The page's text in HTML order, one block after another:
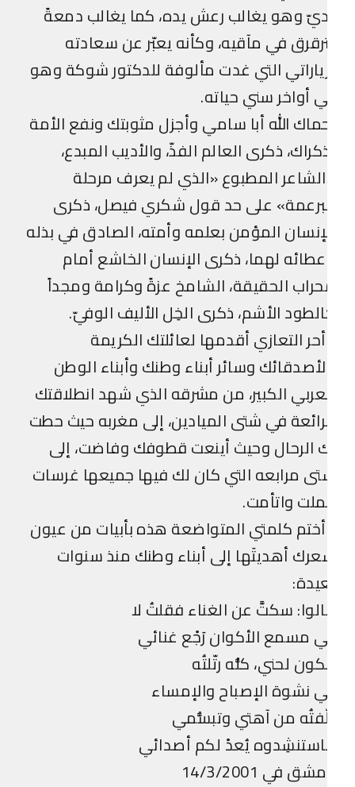
وهو يغالب رعش يده، كما يغالب دمعةً
في مآقيه، وكأنه يعبّر عن سعادته
التي غدت مألوفة للدكتور شوكة وهو
أواخر سني حياته.
الله أبا سامي وأجزل مثوبتك ونفع الأمة
ذكرى العالم الفذّ، والأديب المبدع،
المطبوع «الذي لم يعرف مرحلة
على حد قول شكري فيصل، ذكرى
المؤمن بعلمه وأمته، الصادق في بذله
لهما، ذكرى الإنسان الخاشع أمام
الحقيقة، الشامخ عزةً وكرامة ومجداً
الأشم، ذكرى الخِل الأليف الوفيّ.
التعازي أقدمها لعائلتك الكريمة
وسائر أبناء وطنك وأبناء الوطن
الكبير، من مشرقه الذي شهد انطلاقتك
في شتى الميادين، إلى مغربه حيث حطت
الرحال وحيث أينعت قطوفك وفاضت، إلى
مرابعه التي كان لك فيها جميعها غرسات
واتأمت.
كلمتي المتواضعة هذه بأبيات من عيون
أهديتَها إلى أبناء وطنك منذ سنوات
سكتَّ عن الغناء فقلتُ لا
مسمع الأكوان رَجْع غنائي
لحني، كلُّه رتّلتُه
نشوة الإصباح والإمساء
من آهتي وتبسُّمي
يُعدْ لكم أصدائي
في 14/3/2001